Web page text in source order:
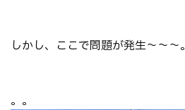
しかし、ここで問題が発生～～～。
。。